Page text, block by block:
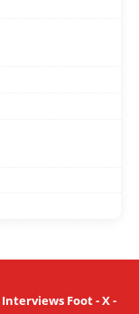
Interviews Foot-X-